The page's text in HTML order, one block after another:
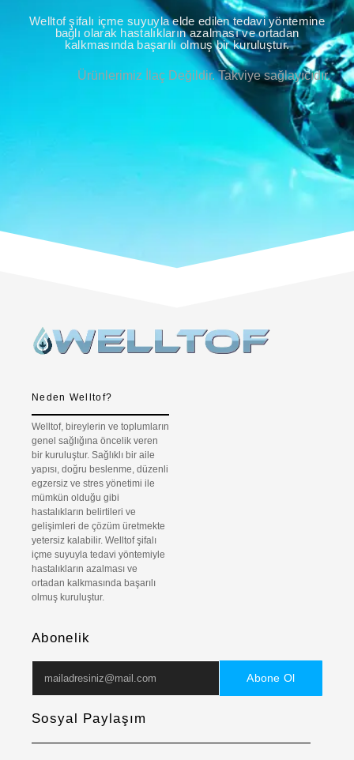
Welltof şifalı içme suyuyla elde edilen tedavi yöntemine
bağlı olarak hastalıkların azalması ve ortadan
kalkmasında başarılı olmuş bir kuruluştur.
Ürünlerimiz İlaç Değildir. Takviye sağlayıcıdır.
Neden Welltof?
Welltof, bireylerin ve toplumların
genel sağlığına öncelik veren
bir kuruluştur. Sağlıklı bir aile
yapısı, doğru beslenme, düzenli
egzersiz ve stres yönetimi ile
mümkün olduğu gibi
hastalıkların belirtileri ve
gelişimleri de çözüm üretmekte
yetersiz kalabilir. Welltof şifalı
içme suyuyla tedavi yöntemiyle
hastalıkların azalması ve
ortadan kalkmasında başarılı
olmuş kuruluştur.
Abonelik
Abone Ol
Sosyal Paylaşım